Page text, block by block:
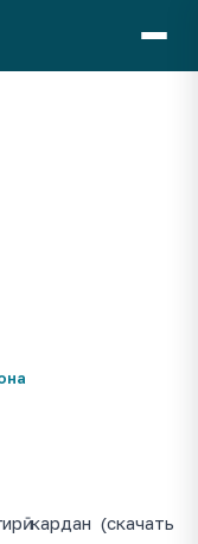
кардан (скачать